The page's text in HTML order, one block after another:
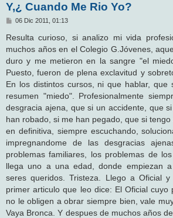
Y,¿ Cuando Me Rio Yo?
M
n
s
a
e
06 Dic 2011, 01:13
Resulta curioso, si analizo mi vida
muchos años en el Colegio G.Jóvenes,
duro y me metieron en la sangre "el
Puesto, fueron de plena exclavitud y
En los distintos cursos, ni que hablar, que
resumen "miedo". Profesionalmente
desgracia ajena, que si un accidente, que
han robado, si me han pegado, que si tengo
en definitiva, siempre escuchando,
impregnandome de las desgracias
problemas familiares, los problemas de
llega uno a una edad, donde empiezan
seres queridos. Tristeza. Llego a Oficial
primer articulo que leo dice: El Oficial cuyo
no le obligen a obrar siempre bien, vale
Vaya Bronca. Y despues de muchos años